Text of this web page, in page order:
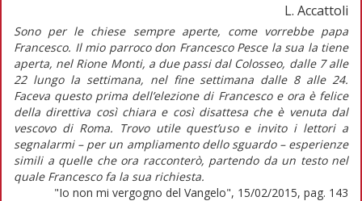
L. Accattoli
Sono per le chiese sempre aperte, come vorrebbe papa
Francesco. Il mio parroco don Francesco Pesce la sua la tiene
aperta, nel Rione Monti, a due passi dal Colosseo, dalle 7 alle
22 lungo la settimana, nel fine settimana dalle 8 alle 24.
Faceva questo prima dell’elezione di Francesco e ora è felice
della direttiva così chiara e così disattesa che è venuta dal
vescovo di Roma. Trovo utile quest’uso e invito i lettori a
segnalarmi – per un ampliamento dello sguardo – esperienze
simili a quelle che ora racconterò, partendo da un testo nel
quale Francesco fa la sua richiesta.
"Io non mi vergogno del Vangelo", 15/02/2015, pag. 143